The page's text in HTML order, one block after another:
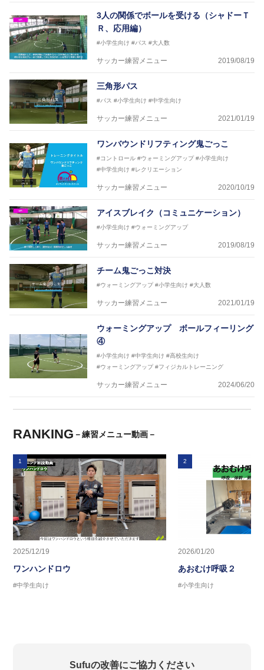
3人の関係でボールを受ける（シャドーＴ
Ｒ、応用編）
#小学生向け #パス #大人数
サッカー練習メニュー 2019/08/19
三角形パス
#パス #小学生向け #中学生向け
サッカー練習メニュー 2021/01/19
ワンバウンドリフティング鬼ごっこ
#コントロール #ウォーミングアップ #小学生向け
#中学生向け #レクリエーション
サッカー練習メニュー 2020/10/19
アイスブレイク（コミュニケーション）
#小学生向け #ウォーミングアップ
サッカー練習メニュー 2019/08/19
チーム鬼ごっこ対決
#ウォーミングアップ #小学生向け #大人数
サッカー練習メニュー 2021/01/19
ウォーミングアップ ボールフィーリング
④
#小学生向け #中学生向け #高校生向け
#ウォーミングアップ #フィジカルトレーニング
サッカー練習メニュー 2024/06/20
RANKING －練習メニュー動画－
1
2025/12/19
ワンハンドロウ
#中学生向け
2
2026/01/20
あおむけ呼吸２
#小学生向け
Sufuの改善にご協力ください